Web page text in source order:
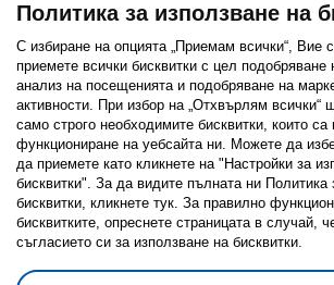
Последвайте ни:
FacebookTwitterYoutubePinterestInstagram
Политика за използване на бисквитки
Избор на настройки за използване
Политика за използване на
С избиране на опцията „Приемам всички“, Вие
приемете всички бисквитки с цел подобряване
анализ на посещенията и подобряване на
активности. При избор на „Отхвърлям всички“
само строго необходимитe бисквитки, които
функциониране на уебсайта ни. Можете да
да приемете като кликнете на "Настройки за
бисквитки". За да видите пълната ни Политика
бисквитки, кликнете тук. За правилно
бисквитките, опреснете страницата в случай,
съгласието си за използване на бисквитки.